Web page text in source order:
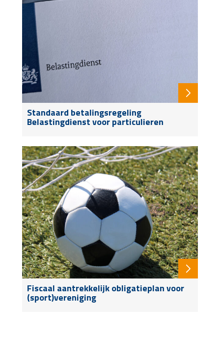
Standaard betalingsregeling
Belastingdienst voor particulieren
Fiscaal aantrekkelijk obligatieplan voor
(sport)vereniging